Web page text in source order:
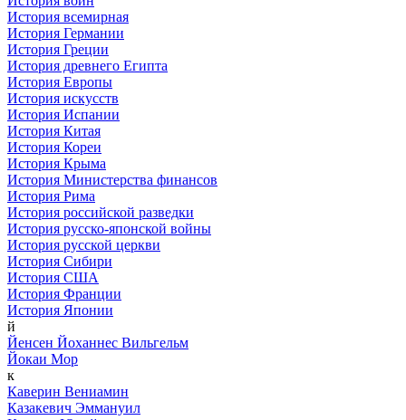
История всемирная
История Германии
История Греции
История древнего Египта
История Европы
История искусств
История Испании
История Китая
История Кореи
История Крыма
История Министерства финансов
История Рима
История российской разведки
История русско-японской войны
История русской церкви
История Сибири
История США
История Франции
История Японии
й
Йенсен Йоханнес Вильгельм
Йокаи Мор
к
Каверин Вениамин
Казакевич Эммануил